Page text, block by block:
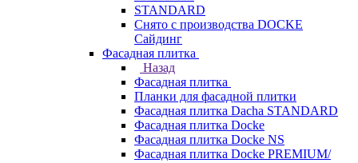
STANDARD
Снято с производства DOCKE
Сайдинг
Фасадная плитка
Назад
Фасадная плитка
Планки для фасадной плитки
Фасадная плитка Dacha STANDARD
Фасадная плитка Docke
Фасадная плитка Docke NS
Фасадная плитка Docke PREMIUM/